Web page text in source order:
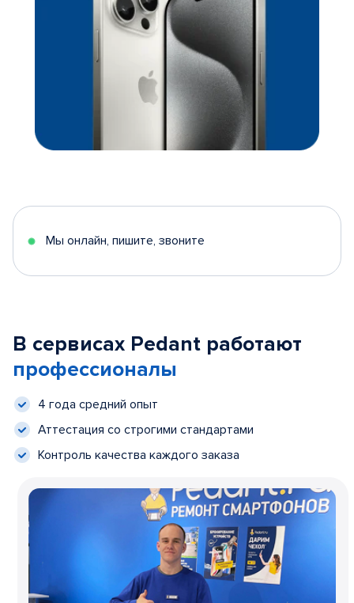
Мы онлайн, пишите, звоните
В сервисах Pedant работают
профессионалы
4 года средний опыт
Аттестация со строгими стандартами
Контроль качества каждого заказа